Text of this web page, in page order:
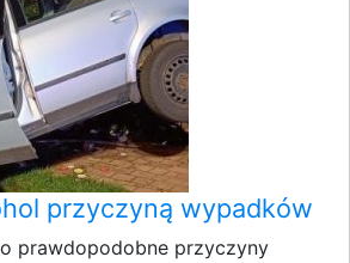
przyczyną wypadków
prawdopodobne przyczyny